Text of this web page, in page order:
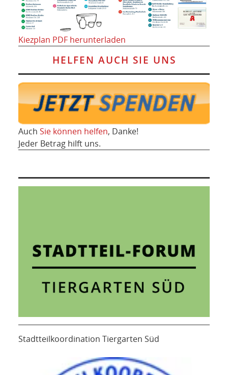
Kiezplan PDF herunterladen
HELFEN AUCH SIE UNS
Auch Sie können helfen, Danke!
Jeder Betrag hilft uns.
Stadtteilkoordination Tiergarten Süd